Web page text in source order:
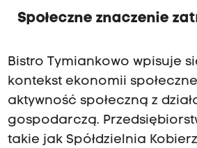
Społeczne znaczenie
Bistro Tymiankowo wpisuje
kontekst ekonomii
aktywność społeczną z
gospodarczą.
takie jak Spółdzielnia